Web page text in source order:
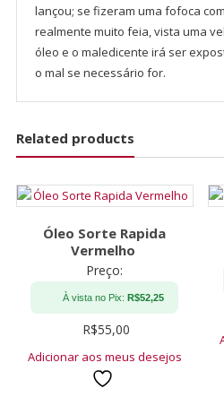
lançou; se fizeram uma fofoca
realmente muito feia, vista uma
óleo e o maledicente irá ser
o mal se necessário for.
Related products
Óleo Sorte Rapida
Vermelho
Preço:
À vista no Pix: R$52,25
R$55,00
Adicionar aos meus desejos